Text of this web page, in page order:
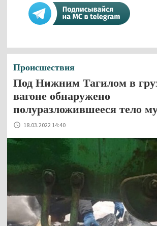
Происшествия
Под Нижним Тагилом в
вагоне обнаружено
полуразложившееся тело
18.03.2022 14:40